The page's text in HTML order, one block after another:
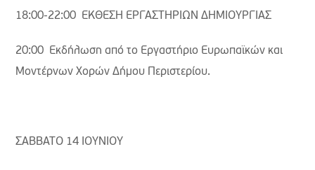
18:00-22:00 ΕΚΘΕΣΗ ΕΡΓΑΣΤΗΡΙΩΝ ΔΗΜΙΟΥΡΓΙΑΣ
20:00 Εκδήλωση από το Εργαστήριο Ευρωπαϊκών και
Μοντέρνων Χορών Δήμου Περιστερίου.
ΣΑΒΒΑΤΟ 14 ΙΟΥΝΙΟΥ